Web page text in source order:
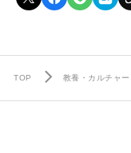
TOP 教養・カルチャー